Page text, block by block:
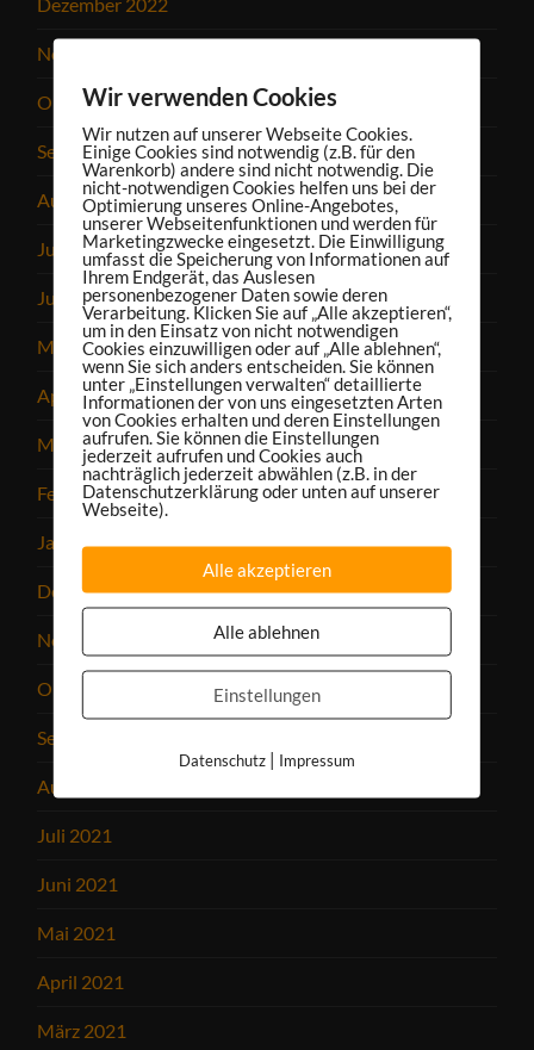
November 2022
Oktober 2022
September 2022
August 2022
Juli 2022
Juni 2022
Mai 2022
April 2022
März 2022
Februar 2022
Januar 2022
Dezember 2021
November 2021
Oktober 2021
September 2021
August 2021
Juli 2021
Juni 2021
Mai 2021
April 2021
März 2021
Wir verwenden Cookies
Wir nutzen auf unserer Webseite Cookies.
Einige Cookies sind notwendig (z.B. für den
Warenkorb) andere sind nicht notwendig. Die
nicht-notwendigen Cookies helfen uns bei der
Optimierung unseres Online-Angebotes,
unserer Webseitenfunktionen und werden für
Marketingzwecke eingesetzt. Die Einwilligung
umfasst die Speicherung von Informationen auf
Ihrem Endgerät, das Auslesen
personenbezogener Daten sowie deren
Verarbeitung. Klicken Sie auf „Alle akzeptieren“,
um in den Einsatz von nicht notwendigen
Cookies einzuwilligen oder auf „Alle ablehnen“,
wenn Sie sich anders entscheiden. Sie können
unter „Einstellungen verwalten“ detaillierte
Informationen der von uns eingesetzten Arten
von Cookies erhalten und deren Einstellungen
aufrufen. Sie können die Einstellungen
jederzeit aufrufen und Cookies auch
nachträglich jederzeit abwählen (z.B. in der
Datenschutzerklärung oder unten auf unserer
Webseite).
Alle akzeptieren
Alle ablehnen
Einstellungen
Datenschutz| Impressum